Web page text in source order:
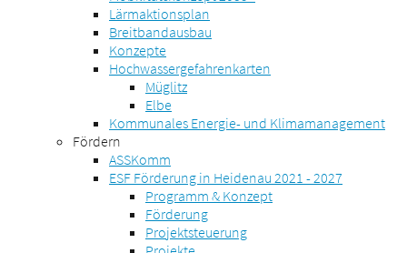
Lärmaktionsplan
Breitbandausbau
Konzepte
Hochwassergefahrenkarten
Müglitz
Elbe
Kommunales Energie- und Klimamanagement
Fördern
ASSKomm
ESF Förderung in Heidenau 2021 - 2027
Programm & Konzept
Förderung
Projektsteuerung